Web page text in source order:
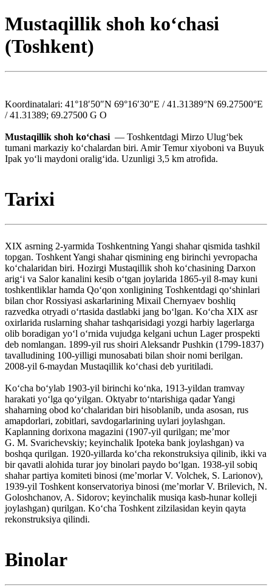
Mustaqillik shoh koʻchasi
(Toshkent)
Koordinatalari: 41°18′50″N 69°16′30″E / 41.31389°N 69.27500°E
/ 41.31389; 69.27500 G O
Mustaqillik shoh koʻchasi — Toshkentdagi Mirzo Ulugʻbek
tumani markaziy koʻchalardan biri. Amir Temur xiyoboni va Buyuk
Ipak yoʻli maydoni oraligʻida. Uzunligi 3,5 km atrofida.
Tarixi
XIX asrning 2-yarmida Toshkentning Yangi shahar qismida tashkil
topgan. Toshkent Yangi shahar qismining eng birinchi yevropacha
koʻchalaridan biri. Hozirgi Mustaqillik shoh koʻchasining Darxon
arigʻi va Salor kanalini kesib oʻtgan joylarida 1865-yil 8-may kuni
toshkentliklar hamda Qoʻqon xonligining Toshkentdagi qoʻshinlari
bilan chor Rossiyasi askarlarining Mixail Chernyaev boshliq
razvedka otryadi oʻrtasida dastlabki jang boʻlgan. Koʻcha XIX asr
oxirlarida ruslarning shahar tashqarisidagi yozgi harbiy lagerlarga
olib boradigan yoʻl oʻrnida vujudga kelgani uchun Lager prospekti
deb nomlangan. 1899-yil rus shoiri Aleksandr Pushkin (1799-1837)
tavalludining 100-yilligi munosabati bilan shoir nomi berilgan.
2008-yil 6-maydan Mustaqillik koʻchasi deb yuritiladi.
Koʻcha boʻylab 1903-yil birinchi koʻnka, 1913-yildan tramvay
harakati yoʻlga qoʻyilgan. Oktyabr toʻntarishiga qadar Yangi
shaharning obod koʻchalaridan biri hisoblanib, unda asosan, rus
amapdorlari, zobitlari, savdogarlarining uylari joylashgan.
Kaplanning dorixona magazini (1907-yil qurilgan; meʼmor
G. M. Svarichevskiy; keyinchalik Ipoteka bank joylashgan) va
boshqa qurilgan. 1920-yillarda koʻcha rekonstruksiya qilinib, ikki va
bir qavatli alohida turar joy binolari paydo boʻlgan. 1938-yil sobiq
shahar partiya komiteti binosi (meʼmorlar V. Volchek, S. Larionov),
1939-yil Toshkent konservatoriya binosi (meʼmorlar V. Brilevich, N.
Goloshchanov, A. Sidorov; keyinchalik musiqa kasb-hunar kolleji
joylashgan) qurilgan. Koʻcha Toshkent zilzilasidan keyin qayta
rekonstruksiya qilindi.
Binolar